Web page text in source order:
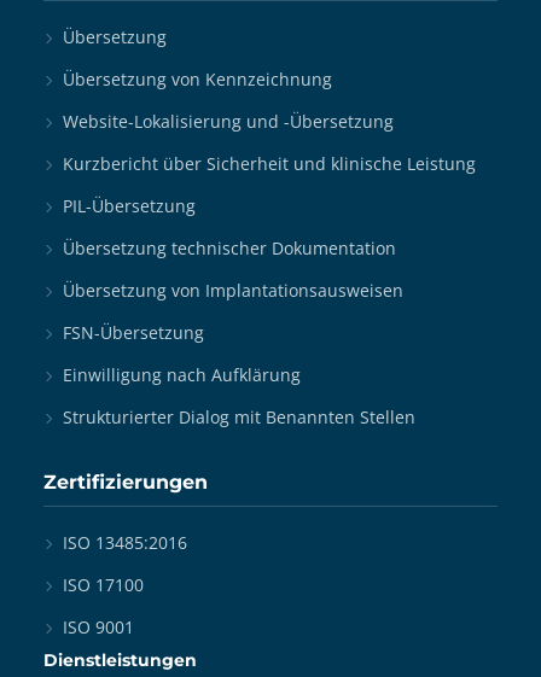
Übersetzung
Übersetzung von Kennzeichnung
Website-Lokalisierung und -Übersetzung
Kurzbericht über Sicherheit und klinische Leistung
PIL-Übersetzung
Übersetzung technischer Dokumentation
Übersetzung von Implantationsausweisen
FSN-Übersetzung
Einwilligung nach Aufklärung
Strukturierter Dialog mit Benannten Stellen
Zertifizierungen
ISO 13485:2016
ISO 17100
ISO 9001
Dienstleistungen